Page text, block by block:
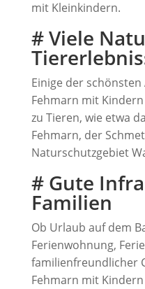
mit Kleinkindern.
# Viele
Einige der
Fehmarn mit
zu Tieren, wie etwa
Fehmarn, der
Naturschutzgebiet
# Gute
Familien
Ob Urlaub auf dem
Ferienwohnung,
familienfreundlicher
Fehmarn mit